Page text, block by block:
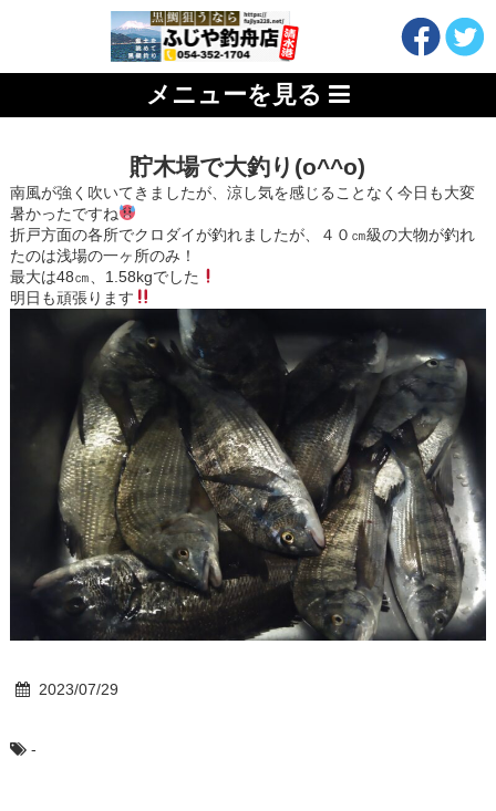
メニューを見る
貯木場で大釣り(o^^o)
南風が強く吹いてきましたが、涼し気を感じることなく今日も大変
暑かったですね
折戸方面の各所でクロダイが釣れましたが、４０㎝級の大物が釣れ
たのは浅場の一ヶ所のみ！
最大は48㎝、1.58kgでした
明日も頑張ります
2023/07/29
-